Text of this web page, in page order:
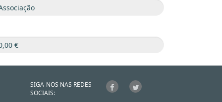
SIGA-NOS NAS REDES
SOCIAIS: